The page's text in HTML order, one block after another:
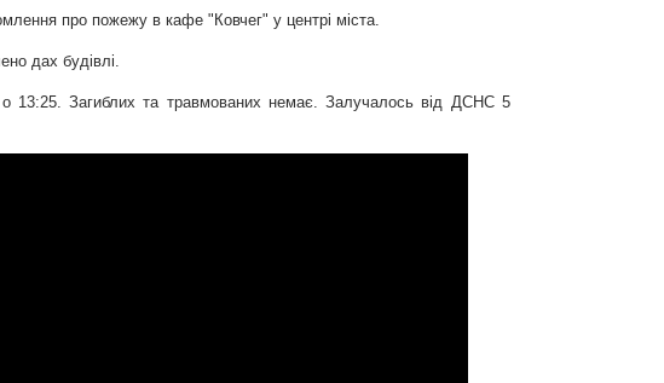
про пожежу в кафе "Ковчег" у центрі міста.
дах будівлі.
13:25. Загиблих та травмованих немає. Залучалось від ДСНС 5